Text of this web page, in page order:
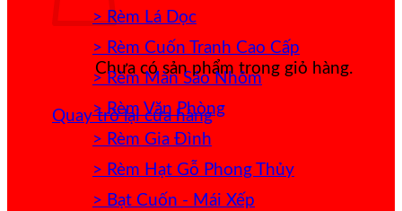
Chưa có sản phẩm trong giỏ hàng.
Quay trở lại cửa hàng
> Rèm Lá Dọc
> Rèm Cuốn Tranh Cao Cấp
> Rèm Màn Sáo Nhôm
> Rèm Văn Phòng
> Rèm Gia Đình
> Rèm Hạt Gỗ Phong Thủy
> Bạt Cuốn - Mái Xếp